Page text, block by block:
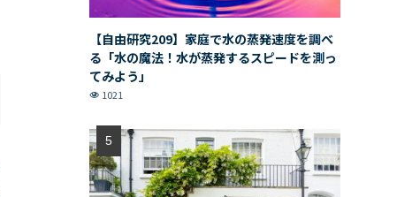
【自由研究209】家庭で水の蒸発速度を調べ
る「水の魔法！水が蒸発するスピードを測っ
てみよう」
1021